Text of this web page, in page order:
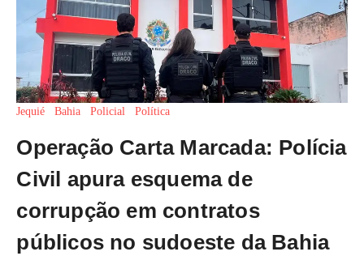
Jequié Bahia Policial Política
Operação Carta Marcada: Polícia
Civil apura esquema de
corrupção em contratos
públicos no sudoeste da Bahia